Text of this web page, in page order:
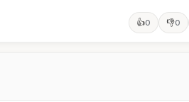
👍0 👎0